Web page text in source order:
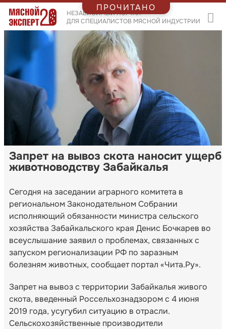
НЕЗАВИСИМЫЙ ПОРТАЛ
ДЛЯ СПЕЦИАЛИСТОВ МЯСНОЙ ИНДУСТРИИ
Запрет на вывоз скота наносит ущерб
животноводству Забайкалья
Сегодня на заседании аграрного комитета в
региональном Законодательном Собрании
исполняющий обязанности министра сельского
хозяйства Забайкальского края Денис Бочкарев во
всеуслышание заявил о проблемах, связанных с
запуском регионализации РФ по заразным
болезням животных, сообщает портал «Чита.Ру».
Запрет на вывоз с территории Забайкалья живого
скота, введенный Россельхознадзором с 4 июня
2019 года, усугубил ситуацию в отрасли.
Сельскохозяйственные производители
ПРОЧИТАНО